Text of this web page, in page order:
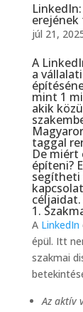
erejének
júl 21,
A
a
mint 1
akik
taggal
De
építeni?
segítheti
céljaidat.
1.
A LinkedIn
épül. Itt
szakmai
Az aktív